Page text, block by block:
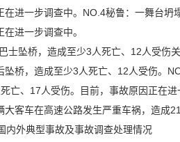
在进一步调查中。NO.4秘鲁：一舞台
进一步调查中。
士坠桥，造成至少3人死亡、12人受伤
坠桥，造成至少3人死亡、12人受伤。
亡、17人受伤。目前，事故原因正在
大客车在高速公路发生严重车祸，造成
内外典型事故及事故调查处理情况